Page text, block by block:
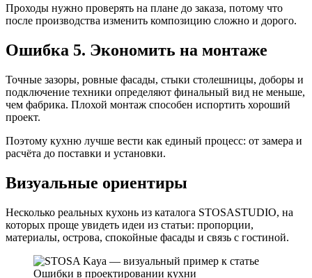
Проходы нужно проверять на плане до заказа, потому что
после производства изменить композицию сложно и дорого.
Ошибка 5. Экономить на монтаже
Точные зазоры, ровные фасады, стыки столешницы, доборы и
подключение техники определяют финальный вид не меньше,
чем фабрика. Плохой монтаж способен испортить хороший
проект.
Поэтому кухню лучше вести как единый процесс: от замера и
расчёта до поставки и установки.
Визуальные ориентиры
Несколько реальных кухонь из каталога STOSASTUDIO, на
которых проще увидеть идеи из статьи: пропорции,
материалы, острова, спокойные фасады и связь с гостиной.